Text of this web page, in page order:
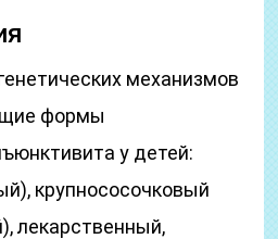
механизмов
формы
у детей:
крупнососочковый
лекарственный,